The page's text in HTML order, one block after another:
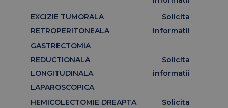
EXCIZIE TUMORALA
RETROPERITONEALA
Solicita
informatii
GASTRECTOMIA
REDUCTIONALA
LONGITUDINALA
LAPAROSCOPICA
Solicita
informatii
HEMICOLECTOMIE DREAPTA
Solicita